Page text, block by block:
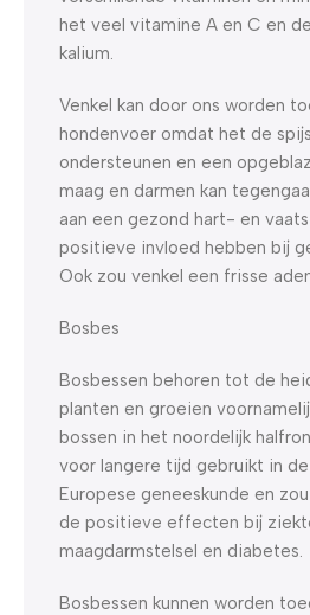
het veel vitamine A en C en
kalium.
Venkel kan door ons worden
hondenvoer omdat het de
ondersteunen en een
maag en darmen kan
aan een gezond hart- en
positieve invloed hebben bij
Ook zou venkel een frisse
Bosbes
Bosbessen behoren tot de
planten en groeien
bossen in het noordelijk
voor langere tijd gebruikt in
Europese geneeskunde en
de positieve effecten bij
maagdarmstelsel en diabetes.
Bosbessen kunnen worden